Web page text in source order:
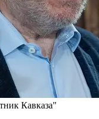
Кавказа"